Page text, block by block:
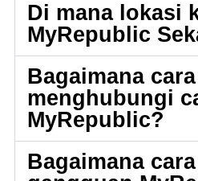
Di mana lokasi
MyRepublic
Bagaimana cara
menghubungi
MyRepublic?
Bagaimana